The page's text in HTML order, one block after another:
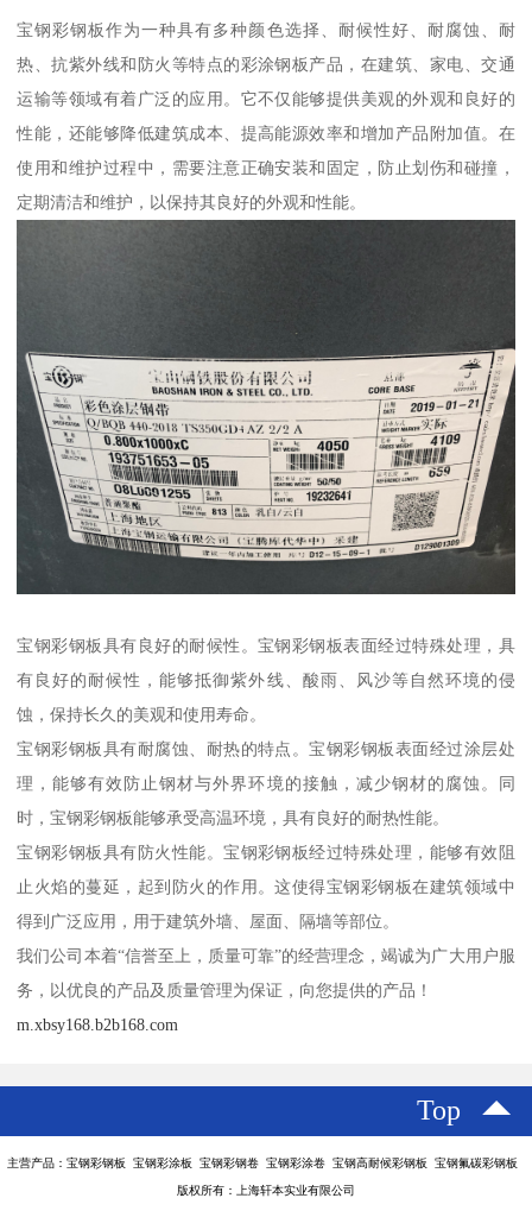
宝钢彩钢板作为一种具有多种颜色选择、耐候性好、耐腐蚀、耐
热、抗紫外线和防火等特点的彩涂钢板产品，在建筑、家电、交通
运输等领域有着广泛的应用。它不仅能够提供美观的外观和良好的
性能，还能够降低建筑成本、提高能源效率和增加产品附加值。在
使用和维护过程中，需要注意正确安装和固定，防止划伤和碰撞，
定期清洁和维护，以保持其良好的外观和性能。
宝钢彩钢板具有良好的耐候性。宝钢彩钢板表面经过特殊处理，具
有良好的耐候性，能够抵御紫外线、酸雨、风沙等自然环境的侵
蚀，保持长久的美观和使用寿命。
宝钢彩钢板具有耐腐蚀、耐热的特点。宝钢彩钢板表面经过涂层处
理，能够有效防止钢材与外界环境的接触，减少钢材的腐蚀。同
时，宝钢彩钢板能够承受高温环境，具有良好的耐热性能。
宝钢彩钢板具有防火性能。宝钢彩钢板经过特殊处理，能够有效阻
止火焰的蔓延，起到防火的作用。这使得宝钢彩钢板在建筑领域中
得到广泛应用，用于建筑外墙、屋面、隔墙等部位。
我们公司本着“信誉至上，质量可靠”的经营理念，竭诚为广大用户服
务，以优良的产品及质量管理为保证，向您提供的产品！
m.xbsy168.b2b168.com
Top
主营产品：宝钢彩钢板 宝钢彩涂板 宝钢彩钢卷 宝钢彩涂卷 宝钢高耐候彩钢板 宝钢氟碳彩钢板
版权所有：上海轩本实业有限公司